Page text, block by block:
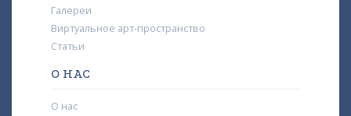
Галереи
Виртуальное арт-пространство
Статьи
О НАС
О нас